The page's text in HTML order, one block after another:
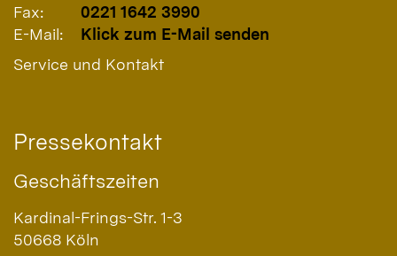
Fax:
0221 1642 3990
E-Mail:
Klick zum E-Mail senden
Service und Kontakt
Pressekontakt
Geschäftszeiten
Kardinal-Frings-Str. 1-3
50668 Köln